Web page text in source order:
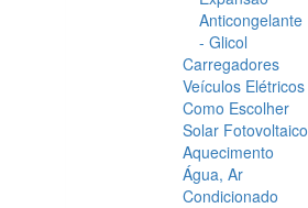
Anticongelante
- Glicol
Carregadores
Veículos Elétricos
Como Escolher
Solar Fotovoltaico
Aquecimento
Água, Ar
Condicionado